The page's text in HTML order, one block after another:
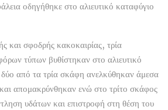
οδηγήθηκε στο αλιευτικό καταφύγιο
και σφοδρής κακοκαιρίας, τρία
τύπων βυθίστηκαν στο αλιευτικό
από τα τρία σκάφη ανελκύθηκαν άμεσα
απομακρύνθηκαν ενώ στο τρίτο σκάφος
υδάτων και επιστροφή στη θέση του